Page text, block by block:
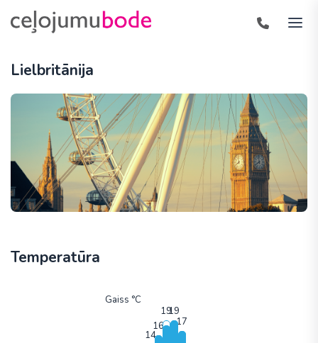
Lielbritānija
Temperatūra
Gaiss °C